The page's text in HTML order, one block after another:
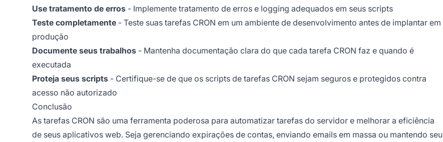
Use tratamento de erros - Implemente tratamento de erros e logging adequados em seus scripts
Teste completamente - Teste suas tarefas CRON em um ambiente de desenvolvimento antes de implantar em
produção
Documente seus trabalhos - Mantenha documentação clara do que cada tarefa CRON faz e quando é
executada
Proteja seus scripts - Certifique-se de que os scripts de tarefas CRON sejam seguros e protegidos contra
acesso não autorizado
Conclusão
As tarefas CRON são uma ferramenta poderosa para automatizar tarefas do servidor e melhorar a eficiência
de seus aplicativos web. Seja gerenciando expirações de contas, enviando emails em massa ou mantendo seu